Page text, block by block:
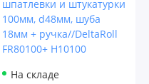
На складе